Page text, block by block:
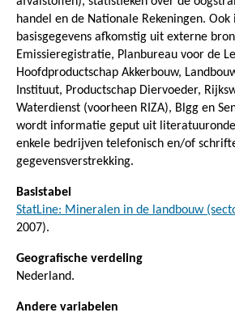
handel en de Nationale Rekeningen. Ook
basisgegevens afkomstig uit externe
Emissieregistratie, Planbureau voor de
Hoofdproductschap Akkerbouw,
Instituut, Productschap Diervoeder,
Waterdienst (voorheen RIZA), Blgg en
wordt informatie geput uit
enkele bedrijven telefonisch en/of
gegevensverstrekking.
Basistabel
StatLine: Mineralen in de landbouw
2007).
Geografische verdeling
Nederland.
Andere variabelen